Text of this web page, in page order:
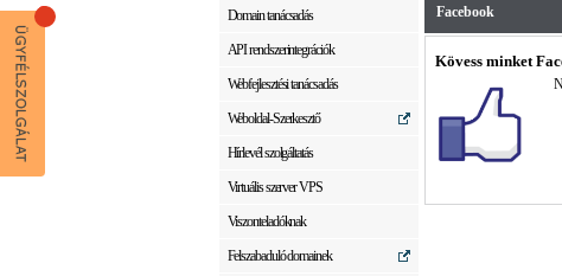
Domain tanácsadás
API rendszerintegrációk
Webfejlesztési tanácsadás
Weboldal-Szerkesztő
Hírlevél szolgáltatás
Virtuális szerver VPS
Viszonteladóknak
Felszabaduló domainek
Facebook
Kövess minket